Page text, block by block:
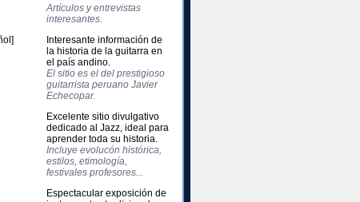
Artículos y entrevistas
interesantes.
]
Interesante información de
la historia de la guitarra en
el país andino.
El sitio es el del prestigioso
guitarrista peruano Javier
Echecopar.
Excelente sitio divulgativo
dedicado al Jazz, ideal para
aprender toda su historia.
Incluye evolucón histórica,
estilos, etimología,
festivales profesores...
Espectacular exposición de